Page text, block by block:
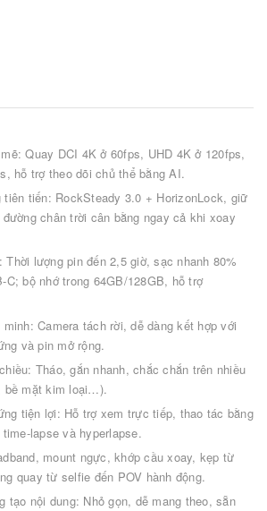
Quay DCI 4K ở 60fps, UHD 4K ở 120fps,
hỗ trợ theo dõi chủ thể bằng AI.
tiên tiến: RockSteady 3.0 + HorizonLock, giữ
chân trời cân bằng ngay cả khi xoay
lượng pin đến 2,5 giờ, sạc nhanh 80%
C; bộ nhớ trong 64GB/128GB, hỗ trợ
Camera tách rời, dễ dàng kết hợp với
và pin mở rộng.
Tháo, gắn nhanh, chắc chắn trên nhiều
bề mặt kim loại…).
tiện lợi: Hỗ trợ xem trực tiếp, thao tác bằng
lapse và hyperlapse.
mount ngực, khớp cầu xoay, kẹp từ
quay từ selfie đến POV hành động.
tạo nội dung: Nhỏ gọn, dễ mang theo, sẵn